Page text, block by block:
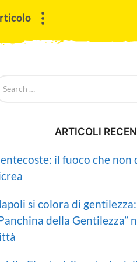
ARTICOLI
il fuoco che non
si colora di
della Gentilezza”